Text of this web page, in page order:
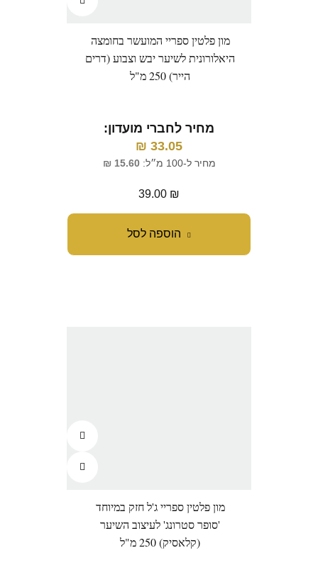
הוספה לסל
מון פלטין ספריי המועשר בחומצה
היאלורונית לשיער יבש וצבוע (דרים
הייר) 250 מ"ל
מחיר לחברי מועדון:
33.05
₪
מחיר ל-100 מ״ל: 15.60
₪
39.00 ₪
מון פלטין ספריי ג'ל חזק במיוחד
'סופר סטרונג' לעיצוב השיער
(קלאסיק) 250 מ"ל